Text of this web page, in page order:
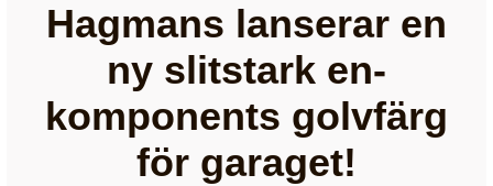
Hagmans lanserar en
ny slitstark en-
komponents golvfärg
för garaget!